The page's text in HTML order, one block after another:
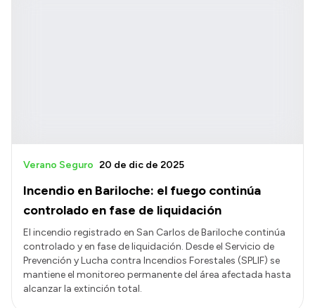
Incendio en Bariloche: el fuego continúa
controlado en fase de liquidación
Verano Seguro 20 de dic de 2025
El incendio registrado en San Carlos de Bariloche continúa
controlado y en fase de liquidación. Desde el Servicio de
Prevención y Lucha contra Incendios Forestales (SPLIF) se
mantiene el monitoreo permanente del área afectada hasta
alcanzar la extinción total.